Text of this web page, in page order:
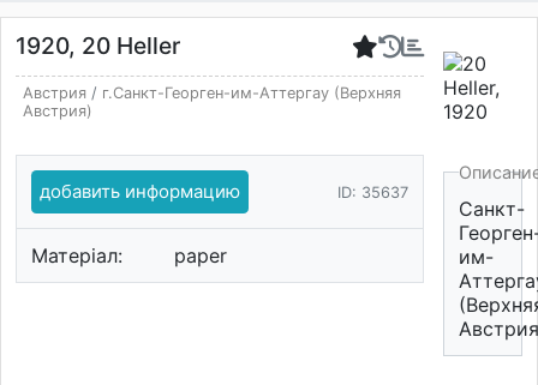
1920, 20 Heller
Австрия/ г.Санкт-Георген-им-Аттергау (Верхняя
Австрия)
добавить информацию ID: 35637
Матеріал: paper
Санкт-
им-